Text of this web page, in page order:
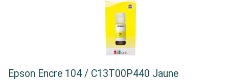
Epson Encre 104 / C13T00P440 Jaune